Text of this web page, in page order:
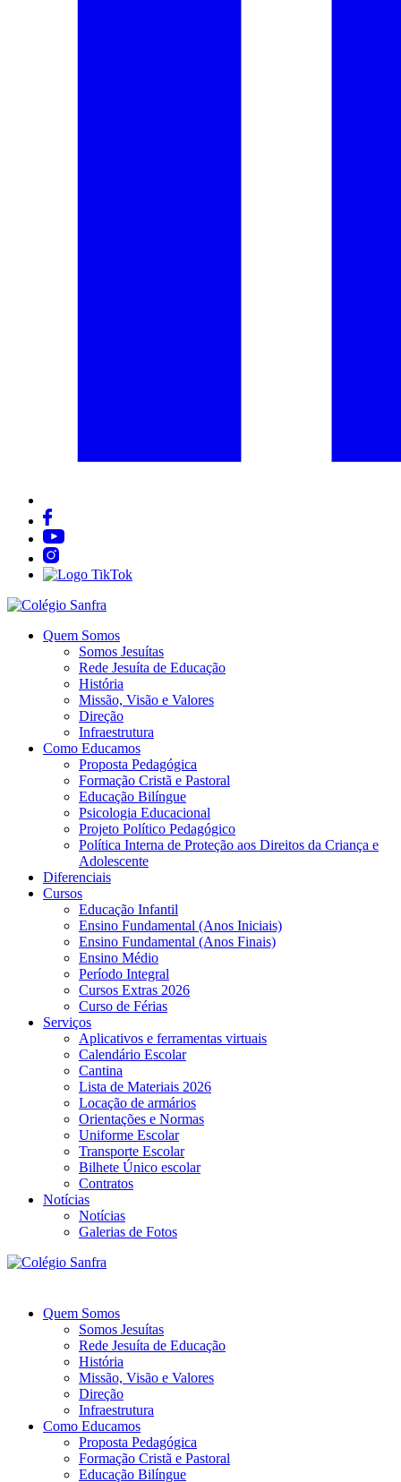
Quem Somos
Somos Jesuítas
Rede Jesuíta de Educação
História
Missão, Visão e Valores
Direção
Infraestrutura
Como Educamos
Proposta Pedagógica
Formação Cristã e Pastoral
Educação Bilíngue
Psicologia Educacional
Projeto Político Pedagógico
Política Interna de Proteção aos Direitos da Criança e
Adolescente
Diferenciais
Cursos
Educação Infantil
Ensino Fundamental (Anos Iniciais)
Ensino Fundamental (Anos Finais)
Ensino Médio
Período Integral
Cursos Extras 2026
Curso de Férias
Serviços
Aplicativos e ferramentas virtuais
Calendário Escolar
Cantina
Lista de Materiais 2026
Locação de armários
Orientações e Normas
Uniforme Escolar
Transporte Escolar
Bilhete Único escolar
Contratos
Notícias
Notícias
Galerias de Fotos
Quem Somos
Somos Jesuítas
Rede Jesuíta de Educação
História
Missão, Visão e Valores
Direção
Infraestrutura
Como Educamos
Proposta Pedagógica
Formação Cristã e Pastoral
Educação Bilíngue